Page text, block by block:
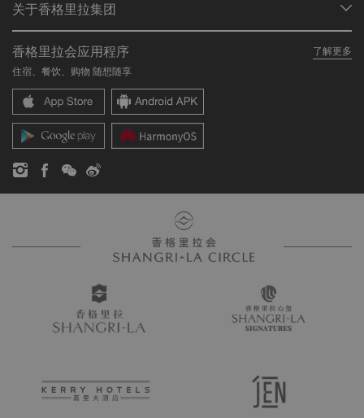
餐厅与酒吧
加入香格里拉会
常见问题
联络我们
关于香格里拉集团
我们的酒店品牌
香格里拉中心
香格里拉公寓
联系方式
职业发展
企业社会责任
新闻稿
香格里拉会应用程序
了解更多
住宿、餐饮、购物 随想随享